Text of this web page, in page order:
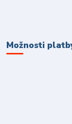
Možnosti